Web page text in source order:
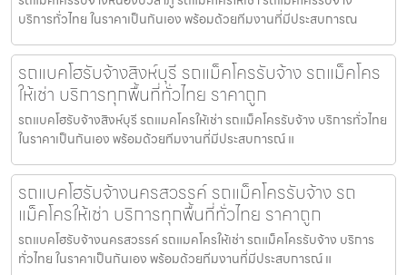
บริการทั่วไทย ในราคาเป็นกันเอง พร้อมด้วยทีมงานที่มีประสบการณ
รถแบคโฮรับจ้างสิงห์บุรี รถแม็คโครรับจ้าง รถแม็คโคร
ให้เช่า บริการทุกพื้นที่ทั่วไทย ราคาถูก
รถแบคโฮรับจ้างสิงห์บุรี รถแมคโครให้เช่า รถแม็คโครรับจ้าง บริการทั่วไทย
ในราคาเป็นกันเอง พร้อมด้วยทีมงานที่มีประสบการณ์ แ
รถแบคโฮรับจ้างนครสวรรค์ รถแม็คโครรับจ้าง รถ
แม็คโครให้เช่า บริการทุกพื้นที่ทั่วไทย ราคาถูก
รถแบคโฮรับจ้างนครสวรรค์ รถแมคโครให้เช่า รถแม็คโครรับจ้าง บริการ
ทั่วไทย ในราคาเป็นกันเอง พร้อมด้วยทีมงานที่มีประสบการณ์ แ